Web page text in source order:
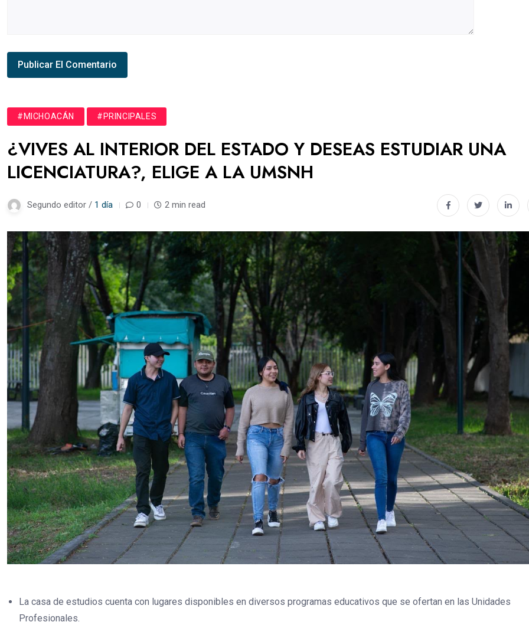
#MICHOACÁN #PRINCIPALES
¿VIVES AL INTERIOR DEL ESTADO Y DESEAS ESTUDIAR UNA
LICENCIATURA?, ELIGE A LA UMSNH
Segundo editor / 1 día 0 2 min read
La casa de estudios cuenta con lugares disponibles en diversos programas educativos que se ofertan en las Unidades
Profesionales.